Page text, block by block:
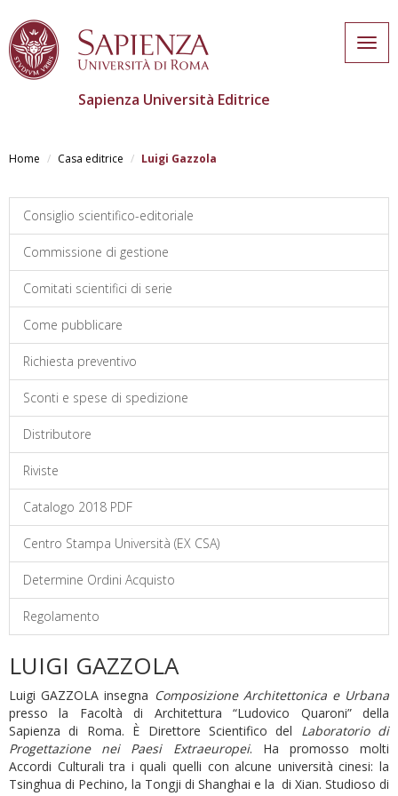
contenuto
Sapienza Università Editrice
Home Casa editrice Luigi Gazzola
Consiglio scientifico-editoriale
Commissione di gestione
Comitati scientifici di serie
Come pubblicare
Richiesta preventivo
Sconti e spese di spedizione
Distributore
Riviste
Catalogo 2018 PDF
Centro Stampa Università (EX CSA)
Determine Ordini Acquisto
Regolamento
LUIGI GAZZOLA
Luigi GAZZOLA insegna Composizione Architettonica e Urbana
presso la Facoltà di Architettura “Ludovico Quaroni” della
Sapienza di Roma. È Direttore Scientifico del Laboratorio di
Progettazione nei Paesi Extraeuropei. Ha promosso molti
Accordi Culturali tra i quali quelli con alcune università cinesi: la
Tsinghua di Pechino, la Tongji di Shanghai e la di Xian. Studioso di